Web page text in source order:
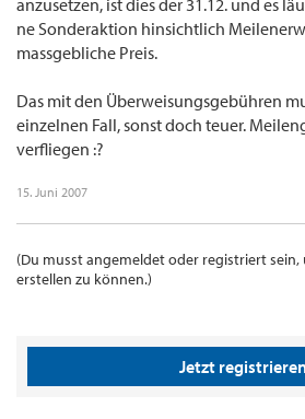
anzusetzen, ist dies der 31.12. und es
ne Sonderaktion hinsichtlich
massgebliche Preis.
Das mit den Überweisungsgebühren
einzelnen Fall, sonst doch teuer.
verfliegen :?
15. Juni 2007
(Du musst angemeldet oder registriert
erstellen zu können.)
Jetzt